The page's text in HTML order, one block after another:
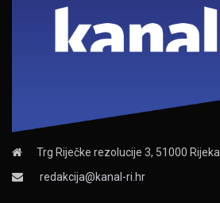
Trg Riječke rezolucije 3, 51000 Rijeka
redakcija@kanal-ri.hr